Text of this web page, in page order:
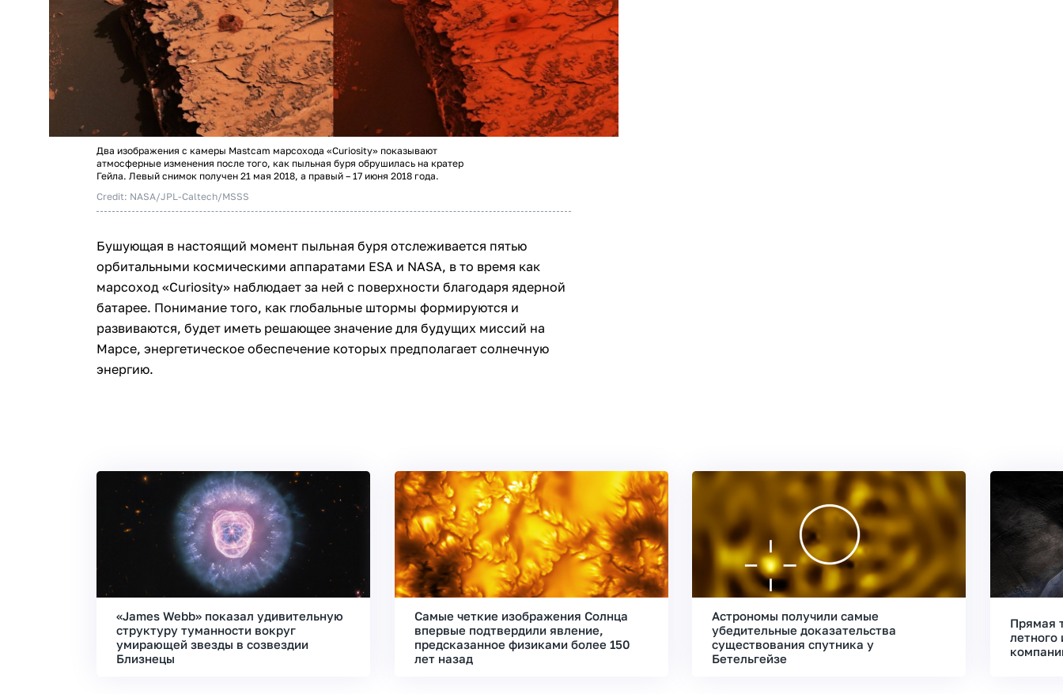
Два изображения с камеры Mastcam марсохода «Curiosity» показывают
атмосферные изменения после того, как пыльная буря обрушилась на кратер
Гейла. Левый снимок получен 21 мая 2018, а правый – 17 июня 2018 года.
Credit: NASA/JPL-Caltech/MSSS
Бушующая в настоящий момент пыльная буря отслеживается пятью
орбитальными космическими аппаратами ESA и NASA, в то время как
марсоход «Curiosity» наблюдает за ней с поверхности благодаря ядерной
батарее. Понимание того, как глобальные штормы формируются и
развиваются, будет иметь решающее значение для будущих миссий на
Марсе, энергетическое обеспечение которых предполагает солнечную
энергию.
«James Webb» показал удивительную
структуру туманности вокруг
умирающей звезды в созвездии
Близнецы
Самые четкие изображения Солнца
впервые подтвердили явление,
предсказанное физиками более 150
лет назад
Астрономы получили самые
убедительные доказательства
существования спутника у
Бетельгейзе
Прямая
летного